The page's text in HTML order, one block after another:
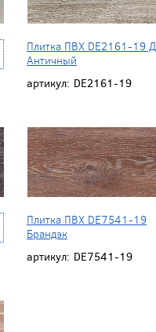
Плитка ПВХ DE2161-19
Античный
артикул: DE2161-19
Плитка ПВХ DE7541-19
Брандэк
артикул: DE7541-19